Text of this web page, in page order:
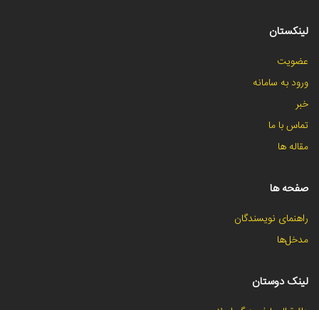
لینکستان
عضویت
ورود به سامانه
خبر
تماس با ما
مقاله ها
صفحه ها
راهنمای نویسندگان
مدخل‌ها
لینک دوستان